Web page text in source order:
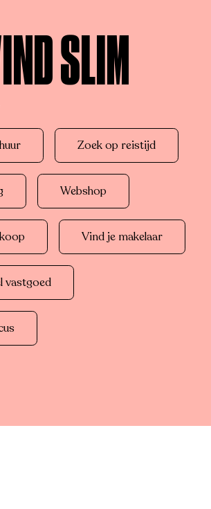
SLIM
Zoek op reistijd
Webshop
Vind je makelaar
vastgoed